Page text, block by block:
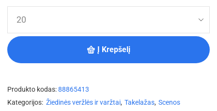
Į Krepšelį
Produkto kodas:88865413
Kategorijos: Žiedinės veržlės ir varžtai, Takelažas, Scenos